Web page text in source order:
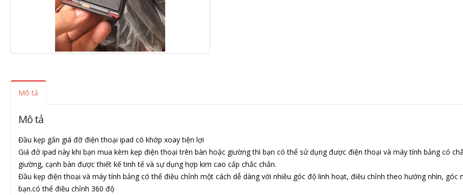
Mô tả
Mô tả
Đầu kẹp gắn giá đỡ điện thoại ipad có khớp xoay tiện lợi
Giá đở ipad này khi bạn mua kèm kẹp điện thoại trên bàn hoặc giường thì bạn có thể sử dụng được điện thoại và máy tính bảng có
giường, cạnh bàn được thiết kế tinh tế và sự dụng hợp kim cao cấp chắc chắn.
Đầu kẹp điện thoại và máy tính bảng có thể điều chỉnh một cách dễ dàng với nhiều góc độ linh hoạt, điều chỉnh theo hướng nhìn, góc
bạn.có thể điều chỉnh 360 độ